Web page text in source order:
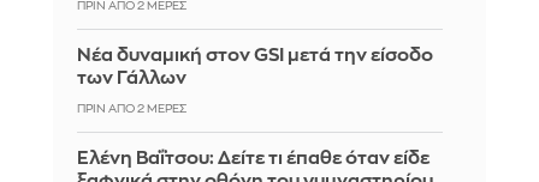
ΠΡΙΝ ΑΠΌ 2 ΜΈΡΕΣ
Νέα δυναμική στον GSI μετά την είσοδο
των Γάλλων
ΠΡΙΝ ΑΠΌ 2 ΜΈΡΕΣ
Ελένη Βαΐτσου: Δείτε τι έπαθε όταν είδε